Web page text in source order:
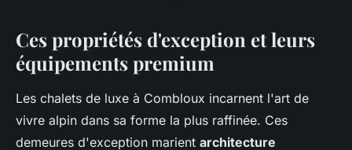
Ces propriétés d'exception et leurs
équipements premium
Les chalets de luxe à Combloux incarnent l'art de
vivre alpin dans sa forme la plus raffinée. Ces
demeures d'exception marient architecture